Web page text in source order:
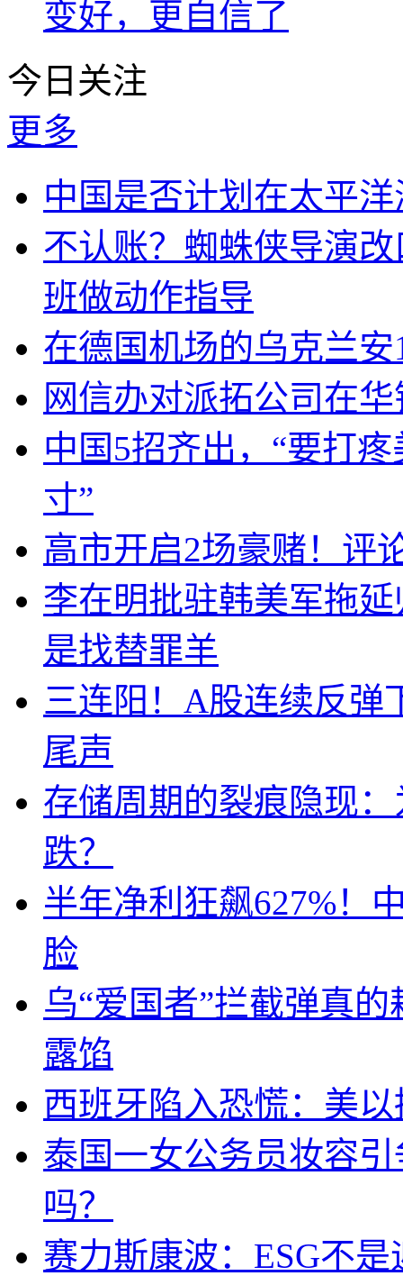
变好，更自信了
今日关注
更多
中国是否计划在太平
不认账？蜘蛛侠导演
班做动作指导
在德国机场的乌克兰
网信办对派拓公司在
中国5招齐出，“要打
寸”
高市开启2场豪赌！评
李在明批驻韩美军拖
是找替罪羊
三连阳！A股连续反弹
尾声
存储周期的裂痕隐现
跌？
半年净利狂飙627%！
脸
乌“爱国者”拦截弹真
露馅
西班牙陷入恐慌：美
泰国一女公务员妆容
吗？
赛力斯康波：ESG不